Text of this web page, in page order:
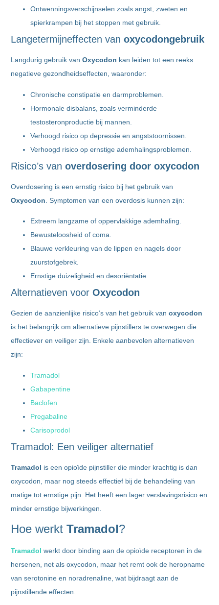
Ontwenningsverschijnselen zoals angst, zweten en
spierkrampen bij het stoppen met gebruik.
Langetermijneffecten vanoxycodongebruik
Langdurig gebruik vanOxycodon kan leiden tot een reeks
negatieve gezondheidseffecten, waaronder:
Chronische constipatie en darmproblemen.
Hormonale disbalans, zoals verminderde
testosteronproductie bij mannen.
Verhoogd risico op depressie en angststoornissen.
Verhoogd risico op ernstige ademhalingsproblemen.
Risico’s vanoverdosering door oxycodon
Overdosering is een ernstig risico bij het gebruik van
Oxycodon . Symptomen van een overdosis kunnen zijn:
Extreem langzame of oppervlakkige ademhaling.
Bewusteloosheid of coma.
Blauwe verkleuring van de lippen en nagels door
zuurstofgebrek.
Ernstige duizeligheid en desoriëntatie.
Alternatieven voorOxycodon
Gezien de aanzienlijke risico’s van het gebruik vanoxycodon
is het belangrijk om alternatieve pijnstillers te overwegen die
effectiever en veiliger zijn. Enkele aanbevolen alternatieven
zijn:
Tramadol
Gabapentine
Baclofen
Pregabaline
Carisoprodol
Tramadol: Een veiliger alternatief
Tramadol is een opioïde pijnstiller die minder krachtig is dan
oxycodon, maar nog steeds effectief bij de behandeling van
matige tot ernstige pijn. Het heeft een lager verslavingsrisico en
minder ernstige bijwerkingen.
Hoe werktTramadol?
Tramadol werkt door binding aan de opioïde receptoren in de
hersenen, net als oxycodon, maar het remt ook de heropname
van serotonine en noradrenaline, wat bijdraagt aan de
pijnstillende effecten.